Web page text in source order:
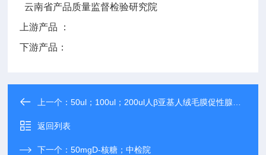
云南省产品质量监督检验研究院
上游产品 ：
下游产品：
上一个：50ul；100ul；200ul人β亚基人绒毛膜促性腺激素（β HCG）抗体
返回列表
下一个：50mgD-核糖；中检院